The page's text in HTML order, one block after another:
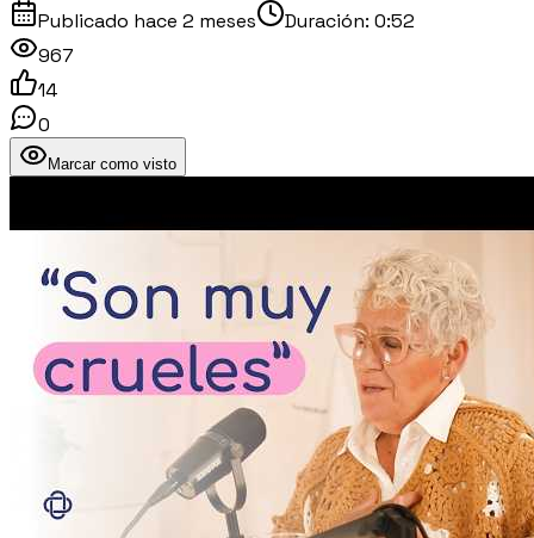
Publicado hace 2 meses Duración: 0:52
967
14
0
Marcar como visto